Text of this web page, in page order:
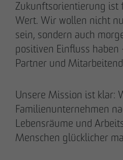
Zukunftsorientierung ist
Wert. Wir wollen nicht
sein, sondern auch
positiven Einfluss
Partner und
Unsere Mission ist klar:
Familienunternehmen
Lebensräume und
Menschen glücklicher